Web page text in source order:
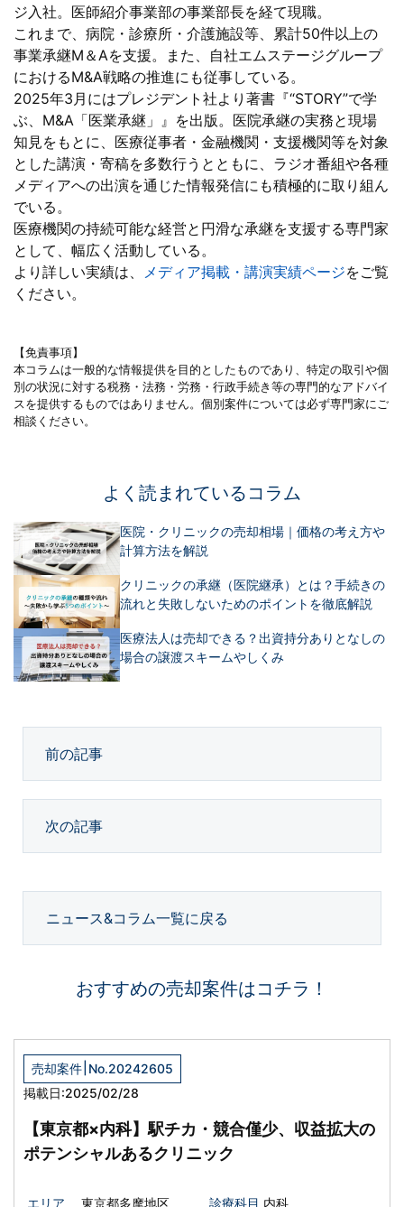
ジ入社。医師紹介事業部の事業部長を経て現職。
これまで、病院・診療所・介護施設等、累計50件以上の
事業承継M＆Aを支援。また、自社エムステージグループ
におけるM&A戦略の推進にも従事している。
2025年3月にはプレジデント社より著書『“STORY”で学
ぶ、M&A「医業承継」』を出版。医院承継の実務と現場
知見をもとに、医療従事者・金融機関・支援機関等を対象
とした講演・寄稿を多数行うとともに、ラジオ番組や各種
メディアへの出演を通じた情報発信にも積極的に取り組ん
でいる。
医療機関の持続可能な経営と円滑な承継を支援する専門家
として、幅広く活動している。
より詳しい実績は、 メディア掲載・講演実績ページをご覧
ください。
【免責事項】
本コラムは一般的な情報提供を目的としたものであり、特定の取引や個
別の状況に対する税務・法務・労務・行政手続き等の専門的なアドバイ
スを提供するものではありません。個別案件については必ず専門家にご
相談ください。
よく読まれているコラム
医院・クリニックの売却相場｜価格の考え方や
計算方法を解説
クリニックの承継（医院継承）とは？手続きの
流れと失敗しないためのポイントを徹底解説
医療法人は売却できる？出資持分ありとなしの
場合の譲渡スキームやしくみ
前の記事
次の記事
ニュース&コラム一覧に戻る
おすすめの売却案件はコチラ！
売却案件 No.20242605
掲載日:2025/02/28
【東京都×内科】駅チカ・競合僅少、収益拡大の
ポテンシャルあるクリニック
エリア 東京都多摩地区 診療科目 内科